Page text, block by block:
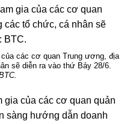
các cơ quan Trung ương, địa
sẽ diễn ra vào thứ Bảy 28/6.
của các cơ quan quản
sàng hướng dẫn doanh